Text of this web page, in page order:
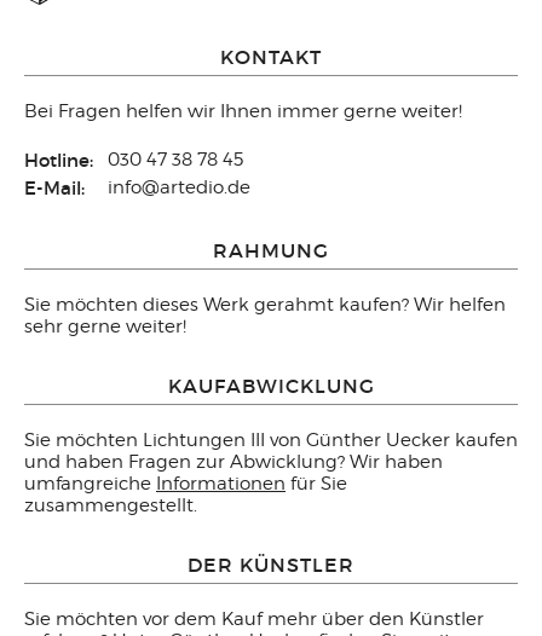
KONTAKT
Bei Fragen helfen wir Ihnen immer gerne weiter!
Hotline: 030 47 38 78 45
E-Mail: info@artedio.de
RAHMUNG
Sie möchten dieses Werk gerahmt kaufen? Wir helfen
sehr gerne weiter!
KAUFABWICKLUNG
Sie möchten Lichtungen III von Günther Uecker kaufen
und haben Fragen zur Abwicklung? Wir haben
umfangreiche Informationen für Sie
zusammengestellt.
DER KÜNSTLER
Sie möchten vor dem Kauf mehr über den Künstler